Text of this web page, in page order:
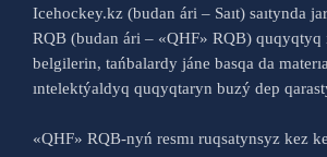
Icehockey.kz (budan ári – Saıt) saıtynda
RQB (budan ári – «QHF» RQB) quqyqtyq
belgilerin, tańbalardy jáne basqa da
ıntelektýaldyq quqyqtaryn buzý dep
«QHF» RQB-nyń resmı ruqsatynsyz kez